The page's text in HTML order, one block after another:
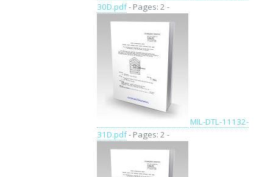
30D.pdf- Pages: 2 -
MIL-DTL-11132-
31D.pdf- Pages: 2 -